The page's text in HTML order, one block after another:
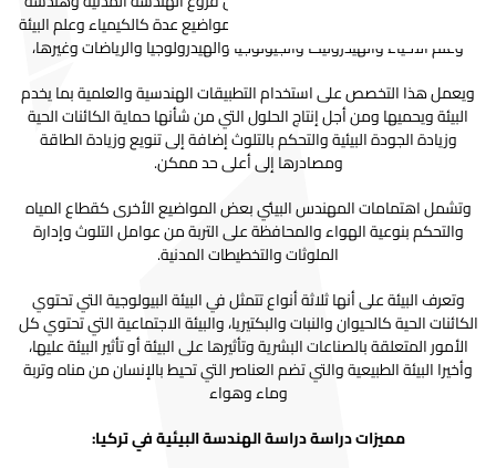
الكيمياء وهندسة الميكانيك، حيث يدرس مواضيع عدة كالكيمياء وعلم البيئة
وعلم الأحياء والهيدروليكا والجيولوجيا والهيدرولوجيا والرياضات وغيرها،
ويعمل هذا التخصص على استخدام التطبيقات الهندسية والعلمية بما يخدم
البيئة ويحميها ومن أجل إنتاج الحلول التي من شأنها حماية الكائنات الحية
وزيادة الجودة البيئية والتحكم بالتلوث إضافة إلى تنويع وزيادة الطاقة
ومصادرها إلى أعلى حد ممكن.
وتشمل اهتمامات المهندس البيئي بعض المواضيع الأخرى كقطاع المياه
والتحكم بنوعية الهواء والمحافظة على التربة من عوامل التلوث وإدارة
الملوثات والتخطيطات المدنية.
وتعرف البيئة على أنها ثلاثة أنواع تتمثل في البيئة البيولوجية التي تحتوي
الكائنات الحية كالحيوان والنبات والبكتيريا، والبيئة الاجتماعية التي تحتوي كل
الأمور المتعلقة بالصناعات البشرية وتأثيرها على البيئة أو تأثير البيئة عليها،
وأخيرا البيئة الطبيعية والتي تضم العناصر التي تحيط بالإنسان من مناه وتربة
وماء وهواء
مميزات دراسة دراسة الهندسة البيئية في تركيا: